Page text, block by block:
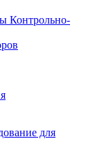
Контрольно-
для